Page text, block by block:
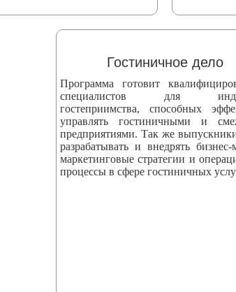
Гостиничное дело
Программа готовит
специалистов для
гостеприимства, способных
управлять гостиничными и
предприятиями. Так же
разрабатывать и внедрять
маркетинговые стратегии и
процессы в сфере гостиничных